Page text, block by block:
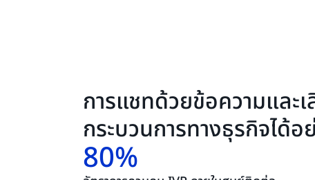
การแชทด้วยข้อความและ
กระบวนการทางธุรกิจได้อ
80%